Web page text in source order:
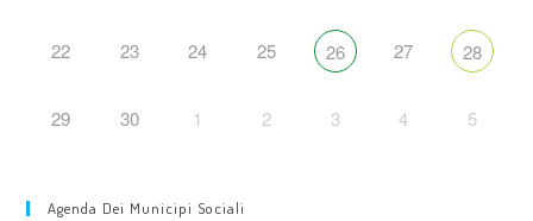
22 23 24 25 26 27 28
29 30 1 2 3 4 5
Agenda Dei Municipi Sociali